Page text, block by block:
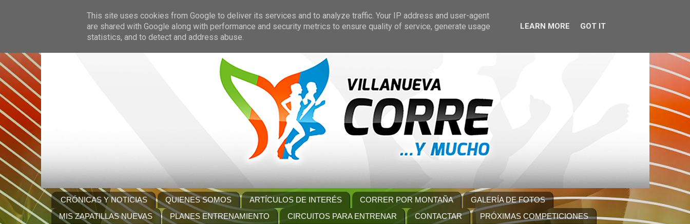
CRÓNICAS Y NOTICIAS QUIENES SOMOS ARTÍCULOS DE INTERÉS CORRER POR MONTAÑA
GALERÍA DE FOTOS
MIS ZAPATILLAS NUEVAS
PLANES ENTRENAMIENTO CIRCUITOS PARA ENTRENAR CONTACTAR PRÓXIMAS COMPETICIONES
This site uses cookies from Google to deliver its services and to analyze traffic. Your IP address and user-agent
are shared with Google along with performance and security metrics to ensure quality of service, generate usage
statistics, and to detect and address abuse.
LEARN MORE GOT IT